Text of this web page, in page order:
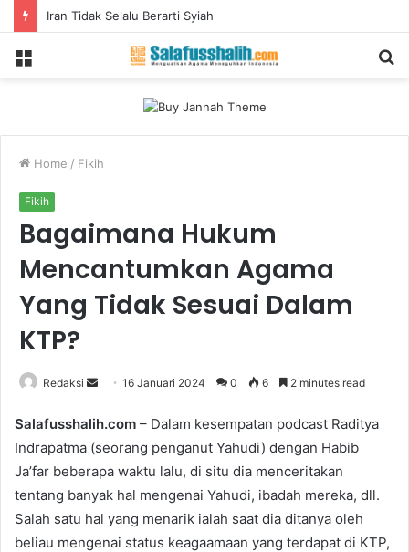
Iran Tidak Selalu Berarti Syiah
Home / Fikih
Fikih
Bagaimana Hukum
Mencantumkan Agama
Yang Tidak Sesuai Dalam
KTP?
Redaksi
n
d
a
n
e
16 Januari 2024 0 6 2 minutes read
Salafusshalih.com – Dalam kesempatan podcast Raditya
Indrapatma (seorang penganut Yahudi) dengan Habib
Ja’far beberapa waktu lalu, di situ dia menceritakan
tentang banyak hal mengenai Yahudi, ibadah mereka, dll.
Salah satu hal yang menarik ialah saat dia ditanya oleh
beliau mengenai status keagaamaan yang terdapat di KTP,